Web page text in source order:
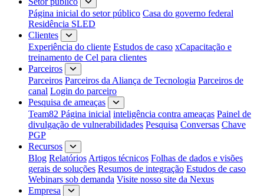
Página inicial do setor público Casa do governo federal
Residência SLED
Clientes
Experiência do cliente Estudos de caso xCapacitação e
treinamento de Cel para clientes
Parceiros
Parceiros Parceiros da Aliança de Tecnologia Parceiros de
canal Login do parceiro
Pesquisa de ameaças
Team82 Página inicial inteligência contra ameaças Painel de
divulgação de vulnerabilidades Pesquisa Conversas Chave
PGP
Recursos
Blog Relatórios Artigos técnicos Folhas de dados e visões
gerais de soluções Resumos de integração Estudos de caso
Webinars sob demanda Visite nosso site da Nexus
Empresa